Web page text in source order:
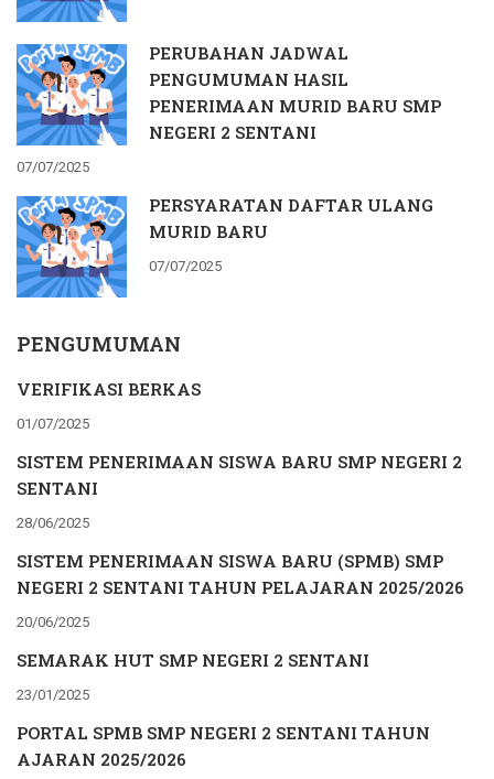
PERUBAHAN JADWAL
PENGUMUMAN HASIL
PENERIMAAN MURID BARU SMP
NEGERI 2 SENTANI
07/07/2025
PERSYARATAN DAFTAR ULANG
MURID BARU
07/07/2025
PENGUMUMAN
VERIFIKASI BERKAS
01/07/2025
SISTEM PENERIMAAN SISWA BARU SMP NEGERI 2
SENTANI
28/06/2025
SISTEM PENERIMAAN SISWA BARU (SPMB) SMP
NEGERI 2 SENTANI TAHUN PELAJARAN 2025/2026
20/06/2025
SEMARAK HUT SMP NEGERI 2 SENTANI
23/01/2025
PORTAL SPMB SMP NEGERI 2 SENTANI TAHUN
AJARAN 2025/2026